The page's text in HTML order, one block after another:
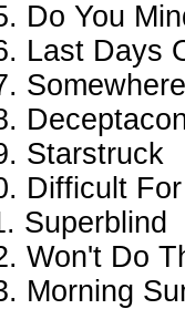
Do You
Last Days
Somewhere
Starstruck
Difficult
Superblind
Won't Do
Morning